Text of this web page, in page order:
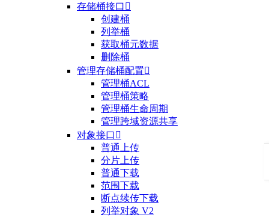
存储桶接口 
创建桶
列举桶
获取桶元数据
删除桶
管理存储桶配置
管理桶ACL
管理桶策略
管理桶生命周期
管理跨域资源共享
对象接口 
普通上传
分片上传
普通下载
范围下载
断点续传下载
列举对象 V2